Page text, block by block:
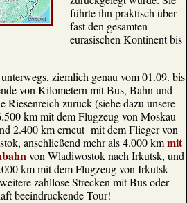
führte ihn praktisch über
fast den gesamten
eurasischen Kontinent bis
ziemlich genau vom 01.09. bis
von Kilometern mit Bus, Bahn und
Riesenreich zurück (siehe dazu unsere
km mit dem Flugzeug von Moskau
2.400 km erneut mit dem Flieger von
anschließend mehr als 4.000 kmmit
von Wladiwostok nach Irkutsk, und
km mit dem Flugzeug von Irkutsk
zahllose Strecken mit Bus oder
beeindruckende Tour!